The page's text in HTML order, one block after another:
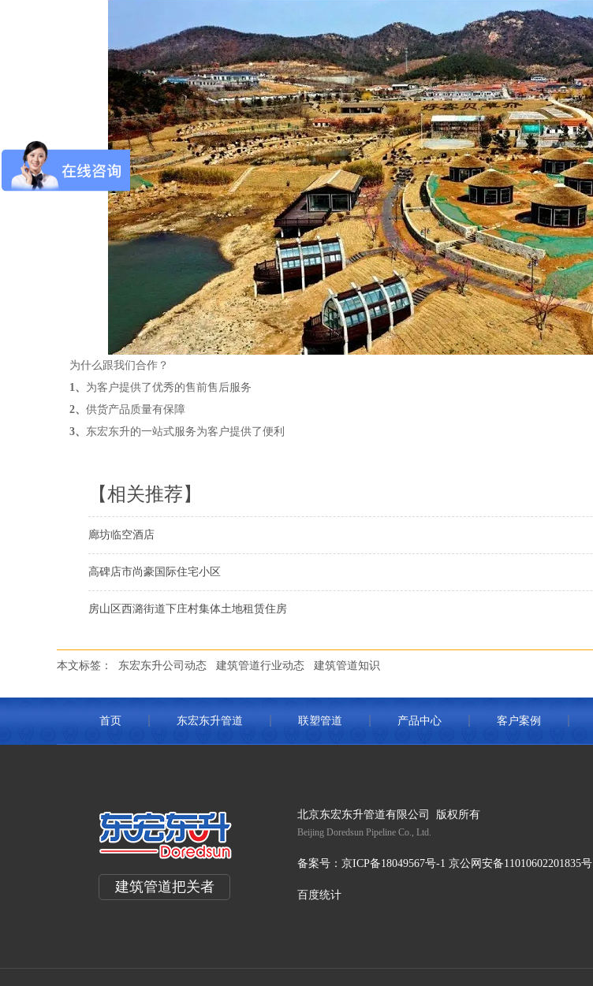
为什么跟我们合作？
1、 为客户提供了优秀的售前售后服务
2、 供货产品质量有保障
3、 东宏东升的一站式服务为客户提供了便利
【相关推荐】
廊坊临空酒店
高碑店市尚豪国际住宅小区
房山区西潞街道下庄村集体土地租赁住房
本文标签： 东宏东升公司动态 建筑管道行业动态 建筑管道知识
首页 东宏东升管道 联塑管道 产品中心 客户案例
建筑管道把关者
北京东宏东升管道有限公司 版权所有
Beijing Doredsun Pipeline Co., Ltd.
备案号： 京ICP备18049567号-1 京公网安备11010602201835号
百度统计